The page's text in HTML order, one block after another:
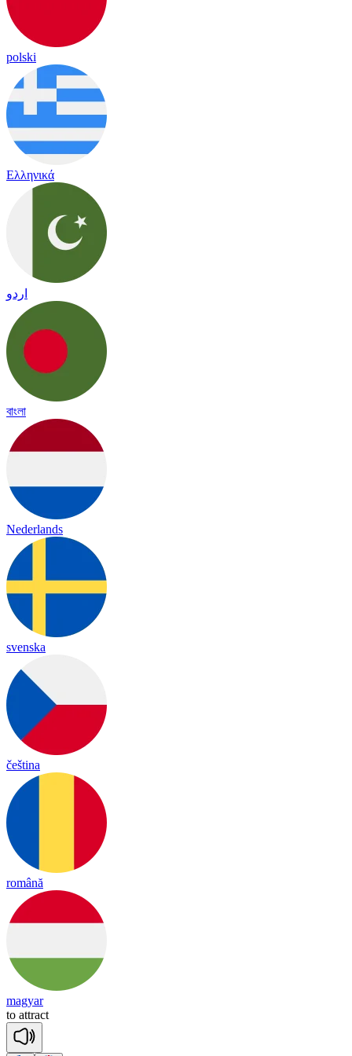
polski
Ελληνικά
اردو
বাংলা
Nederlands
svenska
čeština
română
magyar
to attract